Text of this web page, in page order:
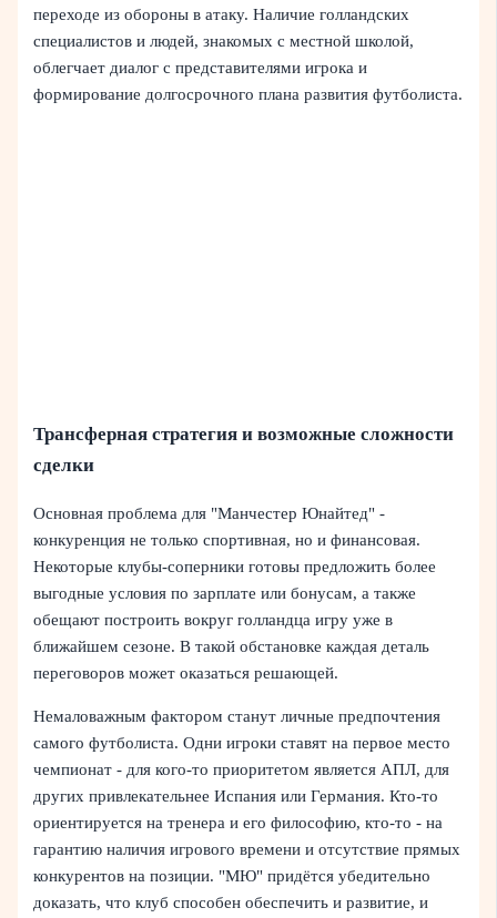
переходе из обороны в атаку. Наличие голландских
специалистов и людей, знакомых с местной школой,
облегчает диалог с представителями игрока и
формирование долгосрочного плана развития футболиста.
Трансферная стратегия и возможные сложности
сделки
Основная проблема для "Манчестер Юнайтед" -
конкуренция не только спортивная, но и финансовая.
Некоторые клубы-соперники готовы предложить более
выгодные условия по зарплате или бонусам, а также
обещают построить вокруг голландца игру уже в
ближайшем сезоне. В такой обстановке каждая деталь
переговоров может оказаться решающей.
Немаловажным фактором станут личные предпочтения
самого футболиста. Одни игроки ставят на первое место
чемпионат - для кого-то приоритетом является АПЛ, для
других привлекательнее Испания или Германия. Кто-то
ориентируется на тренера и его философию, кто-то - на
гарантию наличия игрового времени и отсутствие прямых
конкурентов на позиции. "МЮ" придётся убедительно
доказать, что клуб способен обеспечить и развитие, и